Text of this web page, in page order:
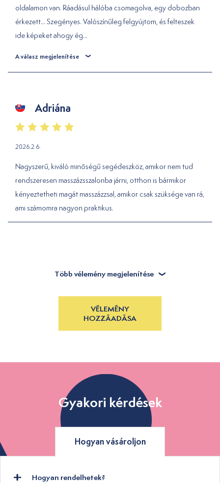
oldalamon van. Ráadásul hálóba csomagolva, egy dobozban
érkezett... Szegényes. Valószínűleg felgyújtom, és felteszek
ide képeket ahogy ég...
A válasz megjelenítése
Adriána
2026.2.6.
Nagyszerű, kiváló minőségű segédeszköz, amikor nem tud
rendszeresen masszázsszalonba járni, otthon is bármikor
kényeztetheti magát masszázzsal, amikor csak szüksége van rá,
ami számomra nagyon praktikus.
Több vélemény megjelenítése
VÉLEMÉNY
HOZZÁADÁSA
Gyakori kérdések
Hogyan vásároljon
Hogyan rendelhetek?